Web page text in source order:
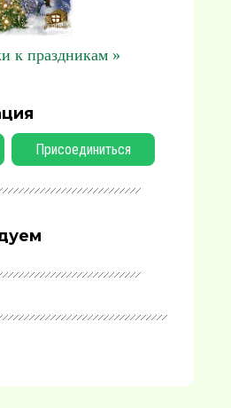
к праздникам »
Присоединиться